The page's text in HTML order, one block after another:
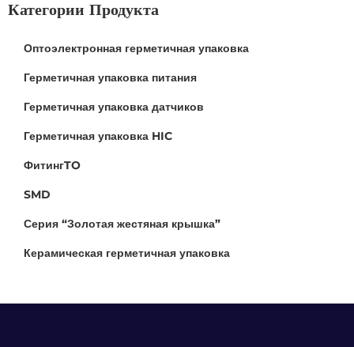
Категории Продукта
Оптоэлектронная герметичная упаковка
Герметичная упаковка питания
Герметичная упаковка датчиков
Герметичная упаковка HIC
ФитингTO
SMD
Серия “Золотая жестяная крышка”
Керамическая герметичная упаковка